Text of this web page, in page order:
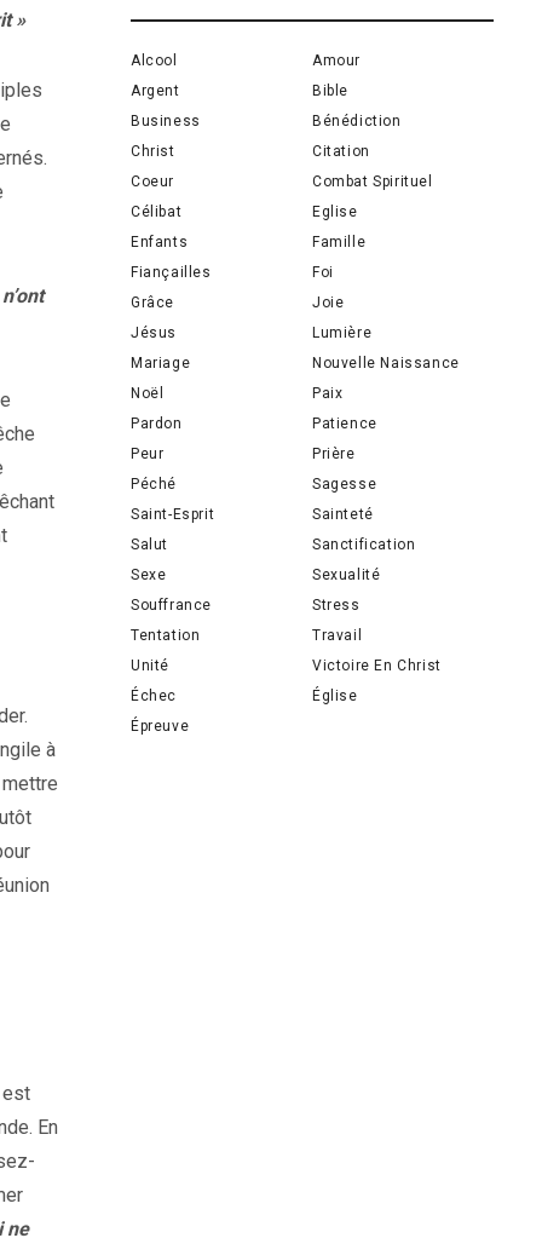
»
à
est
En
ne
Alcool
Amour
Argent
Bible
Business
Bénédiction
Christ
Citation
Coeur
Combat Spirituel
Célibat
Eglise
Enfants
Famille
Fiançailles
Foi
Grâce
Joie
Jésus
Lumière
Mariage
Nouvelle Naissance
Noël
Paix
Pardon
Patience
Peur
Prière
Péché
Sagesse
Saint-Esprit
Sainteté
Salut
Sanctification
Sexe
Sexualité
Souffrance
Stress
Tentation
Travail
Unité
Victoire En Christ
Échec
Église
Épreuve